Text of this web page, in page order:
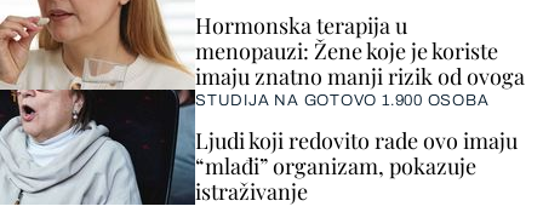
Hormonska terapija u
menopauzi: Žene koje je koriste
imaju znatno manji rizik od ovoga
STUDIJA NA GOTOVO 1.900 OSOBA
Ljudi koji redovito rade ovo imaju
“mlađi” organizam, pokazuje
istraživanje